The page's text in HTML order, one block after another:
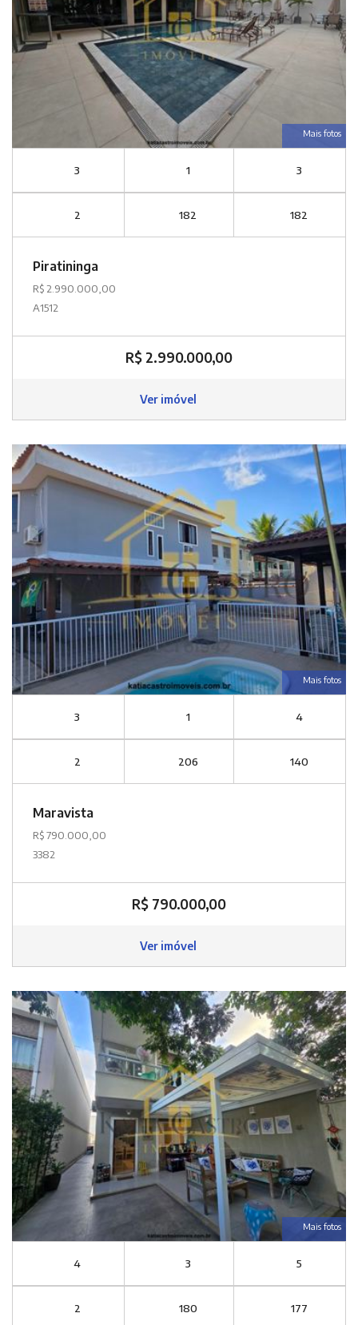
Mais fotos
3 1 3
2 182 182
Piratininga
R$ 2.990.000,00
A1512
R$ 2.990.000,00
Ver imóvel
Mais fotos
3 1 4
2 206 140
Maravista
R$ 790.000,00
3382
R$ 790.000,00
Ver imóvel
Mais fotos
4 3 5
2 180 177